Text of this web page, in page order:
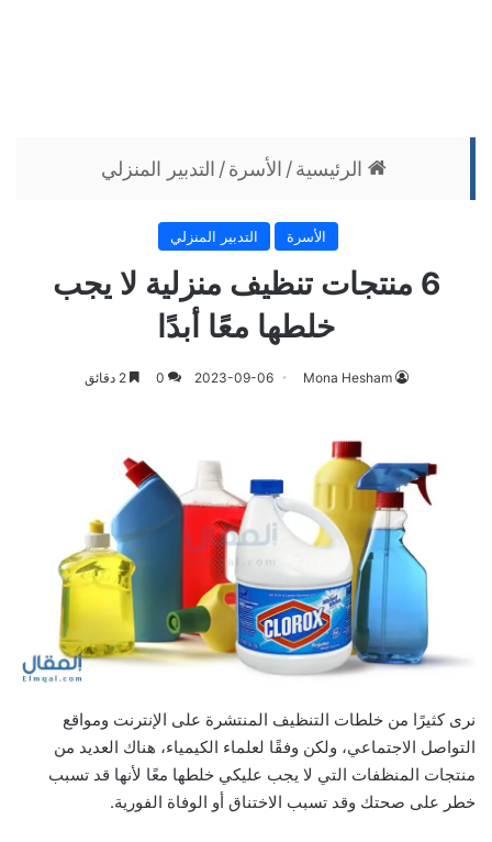
الرئيسية / الأسرة / التدبير المنزلي
الأسرة التدبير المنزلي
6 منتجات تنظيف منزلية لا يجب
خلطها معًا أبدًا
Mona Hesham
2023-09-06
0 2 دقائق
نرى كثيرًا من خلطات التنظيف المنتشرة على الإنترنت ومواقع
التواصل الاجتماعي، ولكن وفقًا لعلماء الكيمياء، هناك العديد من
منتجات المنظفات التي لا يجب عليكي خلطها معًا لأنها قد تسبب
خطر على صحتك وقد تسبب الاختناق أو الوفاة الفورية.